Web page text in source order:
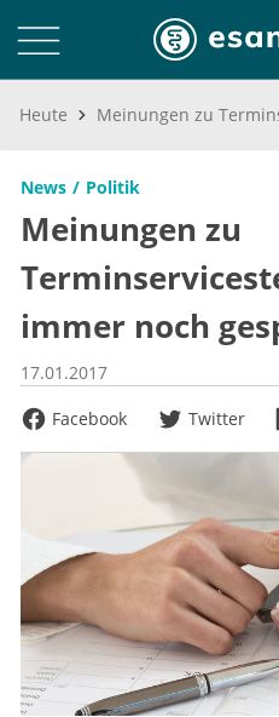
Heute
News Politik
Meinungen zu
immer noch
17.01.2017
Facebook
Twitter